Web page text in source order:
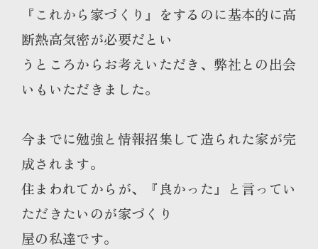
『これから家づくり』をするのに基本的に高
断熱高気密が必要だとい
うところからお考えいただき、弊社との出会
いもいただきました。
今までに勉強と情報招集して造られた家が完
成されます。
住まわれてからが、『良かった』と言ってい
ただきたいのが家づくり
屋の私達です。